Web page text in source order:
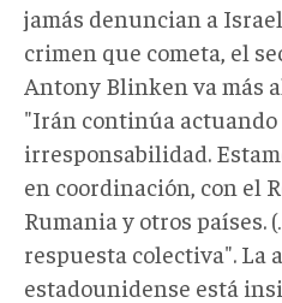
jamás denuncian a
crimen que cometa, el
Antony Blinken va más
"Irán continúa actuando
irresponsabilidad.
en coordinación, con el
Rumania y otros países.
respuesta colectiva". La
estadounidense está